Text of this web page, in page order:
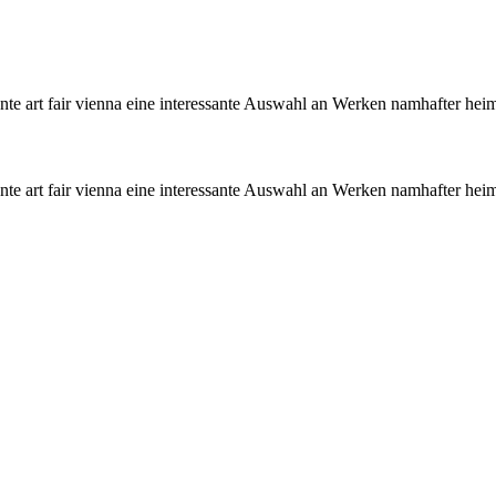
art fair vienna eine interessante Auswahl an Werken namhafter
art fair vienna eine interessante Auswahl an Werken namhafter